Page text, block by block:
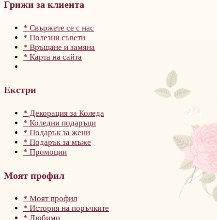
Грижи за клиента
* Свържете се с нас
* Полезни съвети
* Връщане и замяна
* Карта на сайта
Екстри
* Декорация за Коледа
* Коледни подаръци
* Подарък за жени
* Подарък за мъже
* Промоции
Моят профил
* Моят профил
* История на поръчките
* Любими